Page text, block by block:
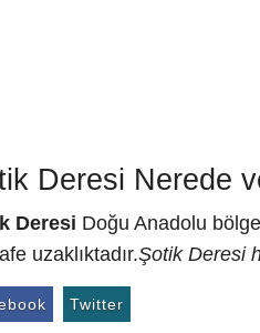
Deresi Nerede
Deresi Doğu Anadolu
uzaklıktadır.Şotik Deresi
Twitter